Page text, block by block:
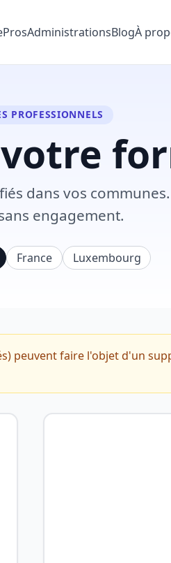
ProsAdministrationsBlogÀ
PROFESSIONNELS
votre
dans vos
engagement.
France Luxembourg
peuvent faire l'objet d'un